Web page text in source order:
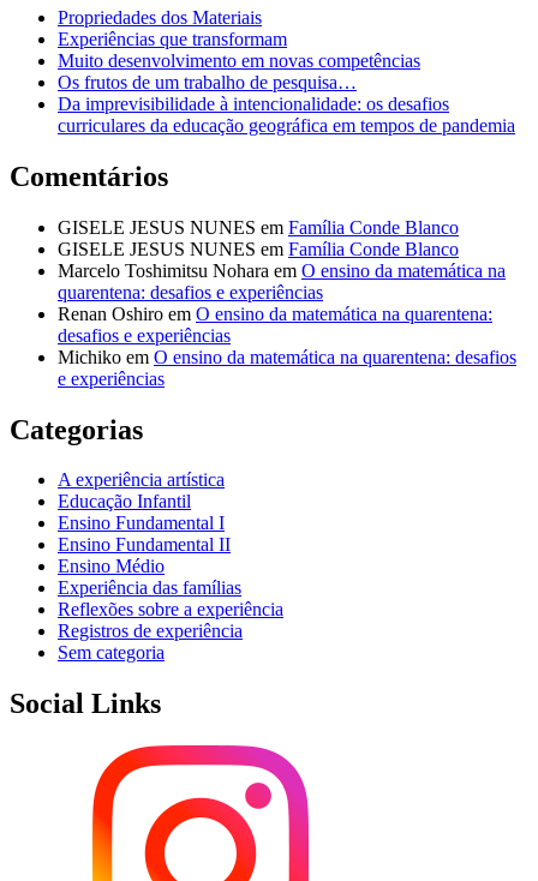
Propriedades dos Materiais
Experiências que transformam
Muito desenvolvimento em novas competências
Os frutos de um trabalho de pesquisa…
Da imprevisibilidade à intencionalidade: os desafios
curriculares da educação geográfica em tempos de pandemia
Comentários
GISELE JESUS NUNES em Família Conde Blanco
GISELE JESUS NUNES em Família Conde Blanco
Marcelo Toshimitsu Nohara em O ensino da matemática na
quarentena: desafios e experiências
Renan Oshiro em O ensino da matemática na quarentena:
desafios e experiências
Michiko em O ensino da matemática na quarentena: desafios
e experiências
Categorias
A experiência artística
Educação Infantil
Ensino Fundamental I
Ensino Fundamental II
Ensino Médio
Experiência das famílias
Reflexões sobre a experiência
Registros de experiência
Sem categoria
Social Links